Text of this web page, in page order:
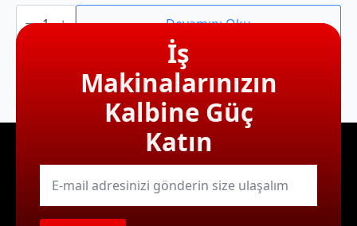
01760002
adet Devamını Oku
İş
Makinalarınızın
Kalbine Güç
Katın
E-
mail